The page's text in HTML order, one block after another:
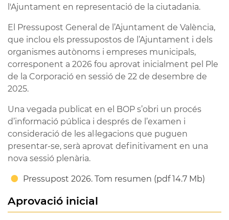
l'Ajuntament en representació de la ciutadania.
El Pressupost General de l’Ajuntament de València,
que inclou els pressupostos de l’Ajuntament i dels
organismes autònoms i empreses municipals,
corresponent a 2026 fou aprovat inicialment pel Ple
de la Corporació en sessió de 22 de desembre de
2025.
Una vegada publicat en el BOP s’obri un procés
d’informació pública i després de l’examen i
consideració de les al·legacions que puguen
presentar-se, serà aprovat definitivament en una
nova sessió plenària.
Pressupost 2026. Tom resumen (pdf 14.7 Mb)
Aprovació inicial